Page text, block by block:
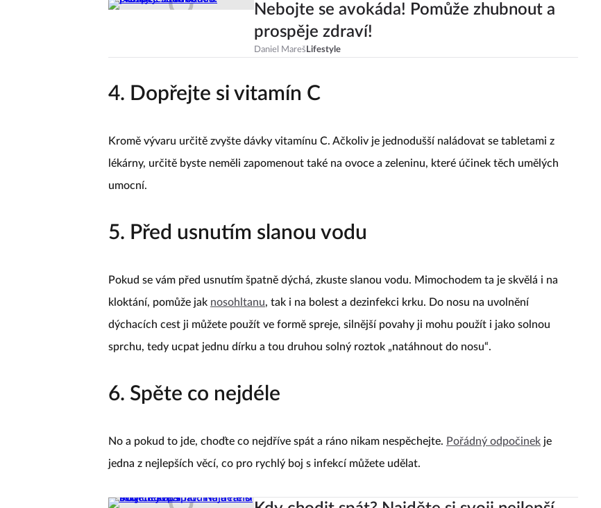
Nebojte se avokáda! Pomůže zhubnout a
prospěje zdraví!
Daniel Mareš Lifestyle
4. Dopřejte si vitamín C
Kromě vývaru určitě zvyšte dávky vitamínu C. Ačkoliv je jednodušší naládovat se tabletami z
lékárny, určitě byste neměli zapomenout také na ovoce a zeleninu, které účinek těch umělých
umocní.
5. Před usnutím slanou vodu
Pokud se vám před usnutím špatně dýchá, zkuste slanou vodu. Mimochodem ta je skvělá i na
kloktání, pomůže jak nosohltanu, tak i na bolest a dezinfekci krku. Do nosu na uvolnění
dýchacích cest ji můžete použít ve formě spreje, silnější povahy ji mohu použít i jako solnou
sprchu, tedy ucpat jednu dírku a tou druhou solný roztok „natáhnout do nosu“.
6. Spěte co nejdéle
No a pokud to jde, choďte co nejdříve spát a ráno nikam nespěchejte. Pořádný odpočinek je
jedna z nejlepších věcí, co pro rychlý boj s infekcí můžete udělat.